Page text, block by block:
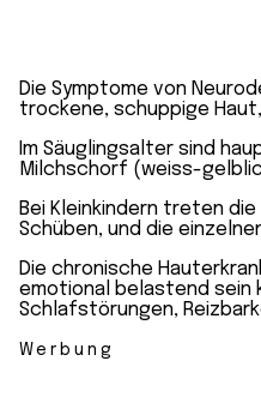
Die Symptome von
trockene, schuppige
Im Säuglingsalter sind
Milchschorf (weiss-
Bei Kleinkindern treten
Schüben, und die
Die chronische
emotional belastend sein
Schlafstörungen,
Werbung